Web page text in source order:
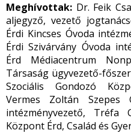
Meghívottak: Dr. Feik
aljegyző, vezető
Érdi Kincses Óvoda
Érdi Szivárvány Óvoda
Érd Médiacentrum
Társaság ügyvezető-
Szociális Gondozó
Vermes Zoltán Szepes
intézményvezető, Tréfa
Központ Érd, Család és